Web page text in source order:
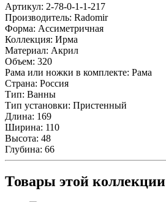
панель,
ПОЛОТЕНЦЕДЕРЖАТЕЛЬ,
каркас
левая
Артикул: 2-78-0-1-1-217
Производитель: Radomir
Форма: Ассиметричная
Коллекция: Ирма
Материал: Акрил
Объем: 320
Рама или ножки в комплекте: Рама
Страна: Россия
Тип: Ванны
Тип установки: Пристенный
Длина: 169
Ширина: 110
Высота: 48
Глубина: 66
Товары этой коллекции